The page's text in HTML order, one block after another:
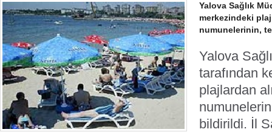
Yalova Sağlık
merkezindeki
numunelerinin,
Yalova
tarafından
plajlardan
bildirildi. İl